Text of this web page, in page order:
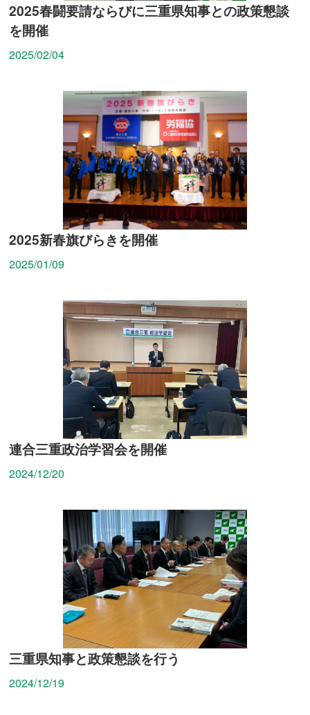
2025春闘要請ならびに三重県知事との政策懇談
を開催
2025/02/04
2025新春旗びらきを開催
2025/01/09
連合三重政治学習会を開催
2024/12/20
三重県知事と政策懇談を行う
2024/12/19